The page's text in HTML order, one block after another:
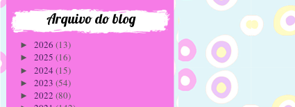
Arquivo do blog
► 2026 (13)
► 2025 (16)
► 2024 (15)
► 2023 (54)
► 2022 (80)